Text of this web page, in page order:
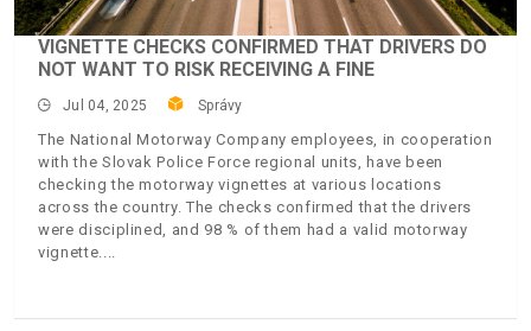
VIGNETTE CHECKS CONFIRMED THAT DRIVERS DO
NOT WANT TO RISK RECEIVING A FINE
Jul 04, 2025 Správy
The National Motorway Company employees, in cooperation
with the Slovak Police Force regional units, have been
checking the motorway vignettes at various locations
across the country. The checks confirmed that the drivers
were disciplined, and 98 % of them had a valid motorway
vignette.